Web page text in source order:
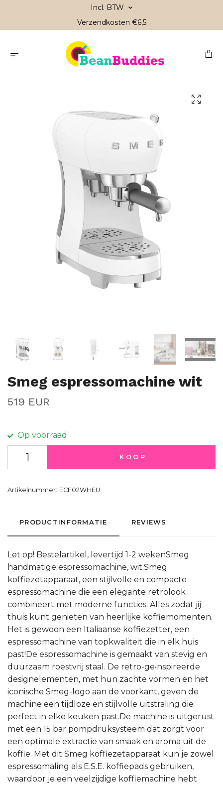
Incl. BTW
Verzendkosten €6,5
Smeg espressomachine wit
519 EUR
Op voorraad
KOOP
Artikelnummer: ECF02WHEU
PRODUCTINFORMATIE REVIEWS
Let op! Bestelartikel, levertijd 1-2 wekenSmeg
handmatige espressomachine, wit.Smeg
koffiezetapparaat, een stijlvolle en compacte
espressomachine die een elegante retrolook
combineert met moderne functies. Alles zodat jij
thuis kunt genieten van heerlijke koffiemomenten.
Het is gewoon een Italiaanse koffiezetter, een
espressomachine van topkwaliteit die in elk huis
past!De espressomachine is gemaakt van stevig en
duurzaam roestvrij staal. De retro-ge•nspireerde
designelementen, met hun zachte vormen en het
iconische Smeg-logo aan de voorkant, geven de
machine een tijdloze en stijlvolle uitstraling die
perfect in elke keuken past.De machine is uitgerust
met een 15 bar pompdruksysteem dat zorgt voor
een optimale extractie van smaak en aroma uit de
koffie. Met dit Smeg koffiezetapparaat kun je zowel
espressomaling als E.S.E. koffiepads gebruiken,
waardoor je een veelzijdige koffiemachine hebt